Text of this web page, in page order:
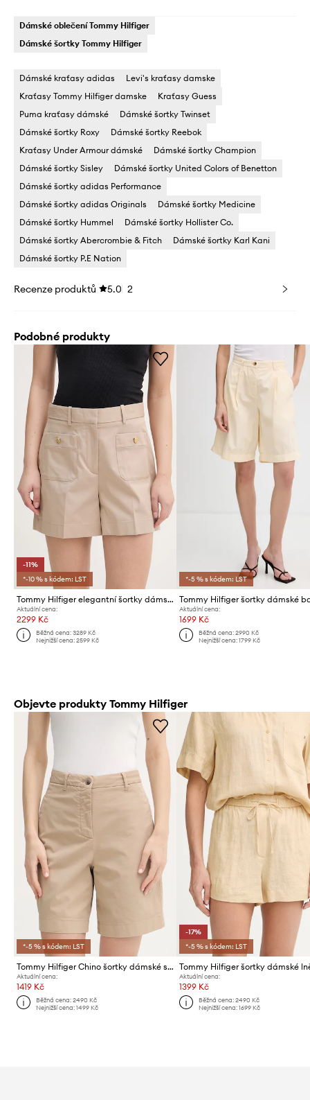
Dámské oblečení Tommy Hilfiger
Dámské šortky Tommy Hilfiger
Dámské kraťasy adidas
Levi's kraťasy damske
Kraťasy Tommy Hilfiger damske
Kraťasy Guess
Puma kraťasy dámské
Dámské šortky Twinset
Dámské šortky Roxy
Dámské šortky Reebok
Kraťasy Under Armour dámské
Dámské šortky Champion
Dámské šortky Sisley
Dámské šortky United Colors of Benetton
Dámské šortky adidas Performance
Dámské šortky adidas Originals
Dámské šortky Medicine
Dámské šortky Hummel
Dámské šortky Hollister Co.
Dámské šortky Abercrombie & Fitch
Dámské šortky Karl Kani
Dámské šortky P.E Nation
Recenze produktů 5.0 2
Podobné produkty
-11%
*-10 % s kódem: LST
Tommy Hilfiger elegantní šortky dámské
Aktuální cena:
2299 Kč
Běžná cena:3289 Kč
Nejnižší cena:2599 Kč
*-5 % s kódem: LST
Aktuální cena:
1699 Kč
Běžná cena: 2990 Kč
Nejnižší cena: 1799 Kč
Objevte produkty Tommy Hilfiger
*-5 % s kódem: LST
Tommy Hilfiger Chino šortky dámské s bavlnou
Aktuální cena:
1419 Kč
Běžná cena:2490 Kč
Nejnižší cena:1499 Kč
-17%
*-5 % s kódem: LST
Tommy Hilfiger šortky dámské
Aktuální cena:
1399 Kč
Běžná cena: 2490 Kč
Nejnižší cena: 1699 Kč